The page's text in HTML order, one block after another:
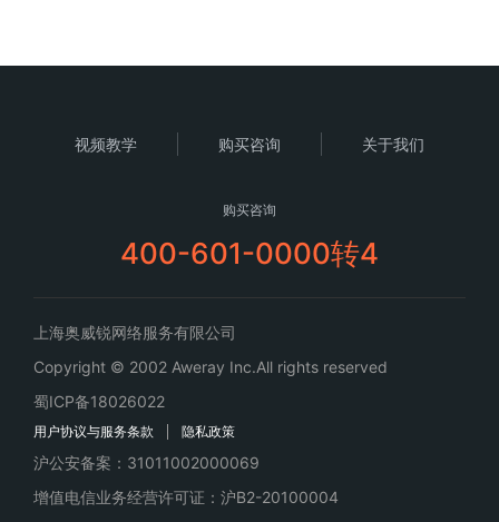
视频教学 购买咨询 关于我们
购买咨询
400-601-0000转4
上海奥威锐网络服务有限公司
Copyright © 2002 Aweray Inc.All rights reserved
蜀ICP备18026022
用户协议与服务条款 隐私政策
沪公安备案：31011002000069
增值电信业务经营许可证：沪B2-20100004